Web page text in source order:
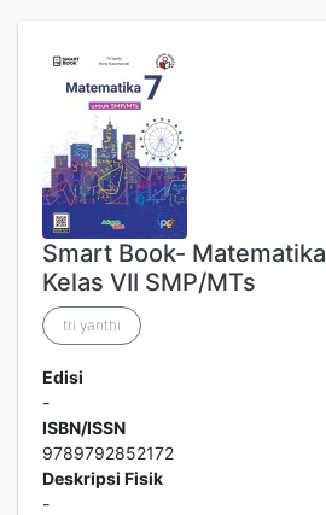
Smart Book- Matematika
Kelas VII SMP/MTs
tri yanthi
Edisi
-
ISBN/ISSN
9789792852172
Deskripsi Fisik
-